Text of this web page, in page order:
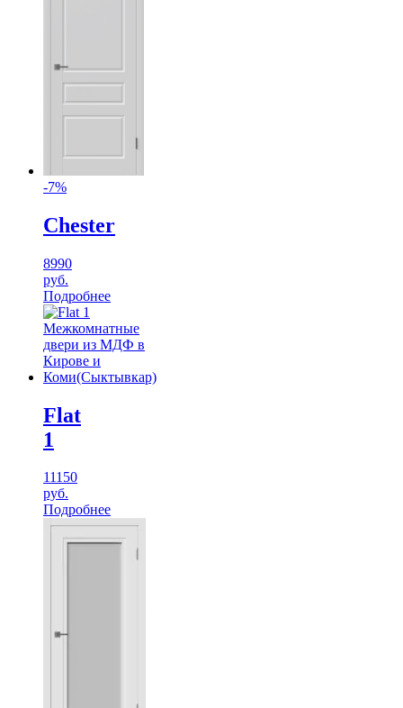
-7%
Chester
8990
руб.
Подробнее
Flat
1
11150
руб.
Подробнее